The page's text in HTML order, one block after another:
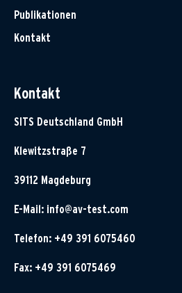
Publikationen
Kontakt
Kontakt
SITS Deutschland GmbH
Klewitzstraße 7
39112 Magdeburg
E-Mail: info@av-test.com
Telefon: +49 391 6075460
Fax: +49 391 6075469